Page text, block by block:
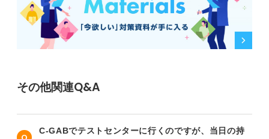
その他関連Q&A
C-GABでテストセンターに行くのですが、当日の持